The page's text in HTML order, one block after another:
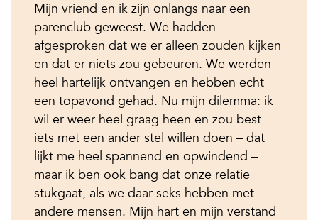
Mijn vriend en ik zijn onlangs naar een
parenclub geweest. We hadden
afgesproken dat we er alleen zouden kijken
en dat er niets zou gebeuren. We werden
heel hartelijk ontvangen en hebben echt
een topavond gehad. Nu mijn dilemma: ik
wil er weer heel graag heen en zou best
iets met een ander stel willen doen – dat
lijkt me heel spannend en opwindend –
maar ik ben ook bang dat onze relatie
stukgaat, als we daar seks hebben met
andere mensen. Mijn hart en mijn verstand